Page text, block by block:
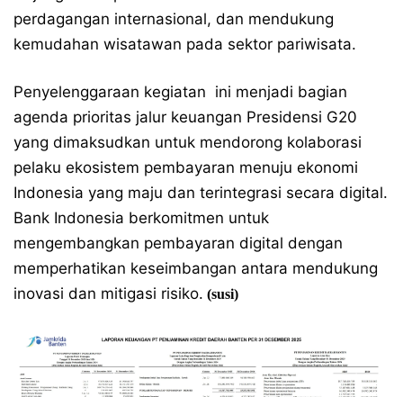
perdagangan internasional, dan mendukung
kemudahan wisatawan pada sektor pariwisata.
Penyelenggaraan kegiatan ini menjadi bagian
agenda prioritas jalur keuangan Presidensi G20
yang dimaksudkan untuk mendorong kolaborasi
pelaku ekosistem pembayaran menuju ekonomi
Indonesia yang maju dan terintegrasi secara digital.
Bank Indonesia berkomitmen untuk
mengembangkan pembayaran digital dengan
memperhatikan keseimbangan antara mendukung
inovasi dan mitigasi risiko. (susi)